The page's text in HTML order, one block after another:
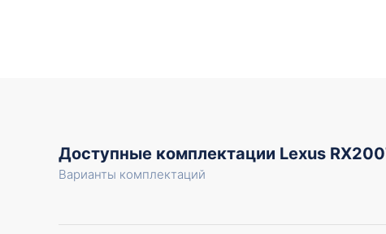
Доступные комплектации Lexus
Варианты комплектаций